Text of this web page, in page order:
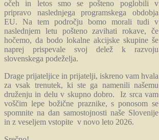
očeh in letos smo se pošteno poglobili v
pripravo naslednjega programskega obdobja
EU. Na tem področju bomo morali tudi v
naslednjem letu pošteno zavihati rokave, če
hočemo, da bodo lokalne akcijske skupine še
naprej prispevale svoj delež k razvoju
slovenskega podeželja.
Drage prijateljice in prijatelji, iskreno vam hvala
za vsak trenutek, ki ste ga namenili našemu
druženju in delu v skupno dobro. Iz srca vam
voščim lepe božične praznike, s ponosom se
spomnite na dan samostojnosti naše Slovenije
in z veseljem vstopite v novo leto 2026.